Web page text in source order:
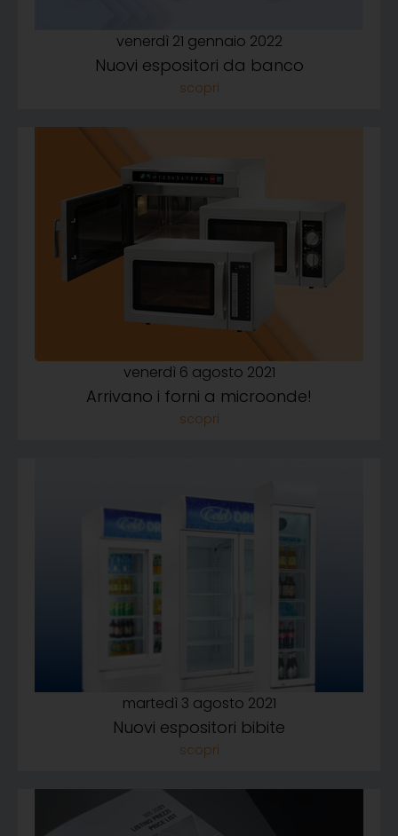
venerdì 21 gennaio 2022
Nuovi espositori da banco
venerdì 6 agosto 2021
Arrivano i forni a microonde!
martedì 3 agosto 2021
Nuovi espositori bibite